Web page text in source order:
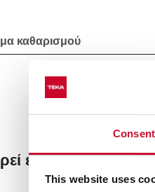
Consent
This website uses
καθαρισμού
επίσης να σας